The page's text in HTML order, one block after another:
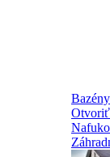
Bazény
Otvoriť